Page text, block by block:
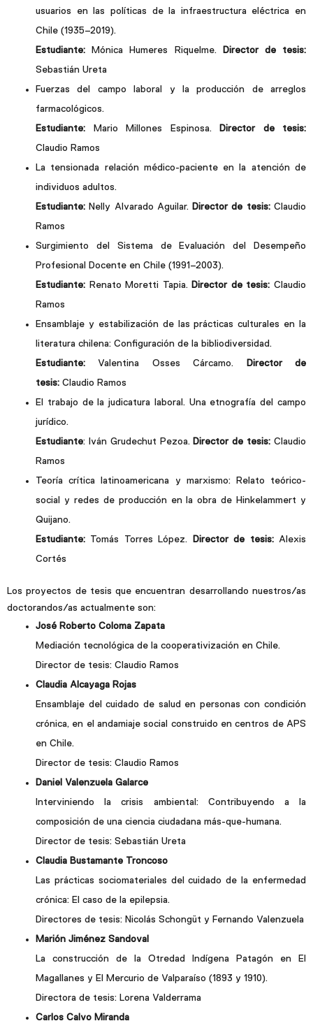
usuarios en las políticas de la infraestructura eléctrica en
Chile (1935–2019).
Estudiante: Mónica Humeres Riquelme.
Director de tesis:
Sebastián Ureta
Fuerzas del campo laboral y la producción de arreglos
farmacológicos.
Estudiante: Mario Millones Espinosa.
Director de tesis:
Claudio Ramos
La tensionada relación médico-paciente en la atención de
individuos adultos.
Estudiante: Nelly Alvarado Aguilar. Director de tesis:Claudio
Ramos
Surgimiento del Sistema de Evaluación del Desempeño
Profesional Docente en Chile (1991–2003).
Estudiante: Renato Moretti Tapia. Director de tesis: Claudio
Ramos
Ensamblaje y estabilización de las prácticas culturales en la
literatura chilena: Configuración de la bibliodiversidad.
Estudiante: Valentina Osses Cárcamo.
Director de
tesis: Claudio Ramos
El trabajo de la judicatura laboral. Una etnografía del campo
jurídico.
Estudiante: Iván Grudechut Pezoa. Director de tesis: Claudio
Ramos
Teoría crítica latinoamericana y marxismo: Relato teórico-
social y redes de producción en la obra de Hinkelammert y
Quijano.
Estudiante: Tomás Torres López. Director de tesis:Alexis
Cortés
Los proyectos de tesis que encuentran desarrollando nuestros/as
doctorandos/as actualmente son:
José Roberto Coloma Zapata
Mediación tecnológica de la cooperativización en Chile.
Director de tesis: Claudio Ramos
Claudia Alcayaga Rojas
Ensamblaje del cuidado de salud en personas con condición
crónica, en el andamiaje social construido en centros de APS
en Chile.
Director de tesis: Claudio Ramos
Daniel Valenzuela Galarce
Interviniendo la crisis ambiental: Contribuyendo a la
composición de una ciencia ciudadana más-que-humana.
Director de tesis: Sebastián Ureta
Claudia Bustamante Troncoso
Las prácticas sociomateriales del cuidado de la enfermedad
crónica: El caso de la epilepsia.
Directores de tesis: Nicolás Schongüt y Fernando Valenzuela
Marión Jiménez Sandoval
La construcción de la Otredad Indígena Patagón en El
Magallanes y El Mercurio de Valparaíso (1893 y 1910).
Directora de tesis: Lorena Valderrama
Carlos Calvo Miranda